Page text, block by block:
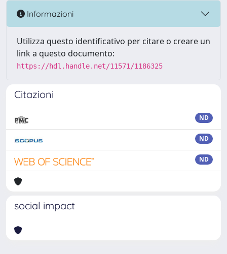
Informazioni
Utilizza questo identificativo per citare o creare un
link a questo documento:
https://hdl.handle.net/11571/1186325
Citazioni
ND
ND
ND
social impact